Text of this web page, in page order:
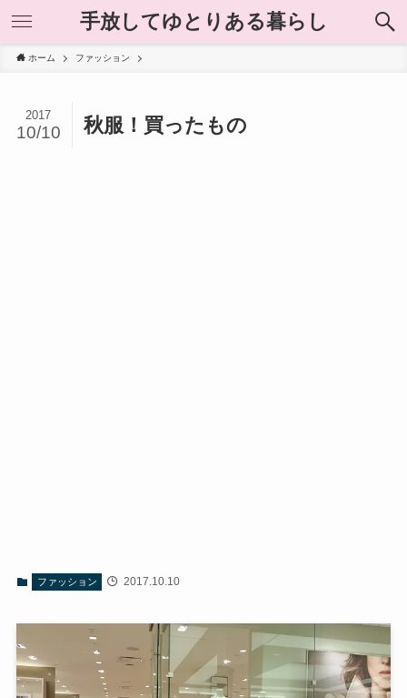
手放してゆとりある暮らし
ホーム ファッション
秋服！買ったもの
2017
10/10
ファッション 2017.10.10